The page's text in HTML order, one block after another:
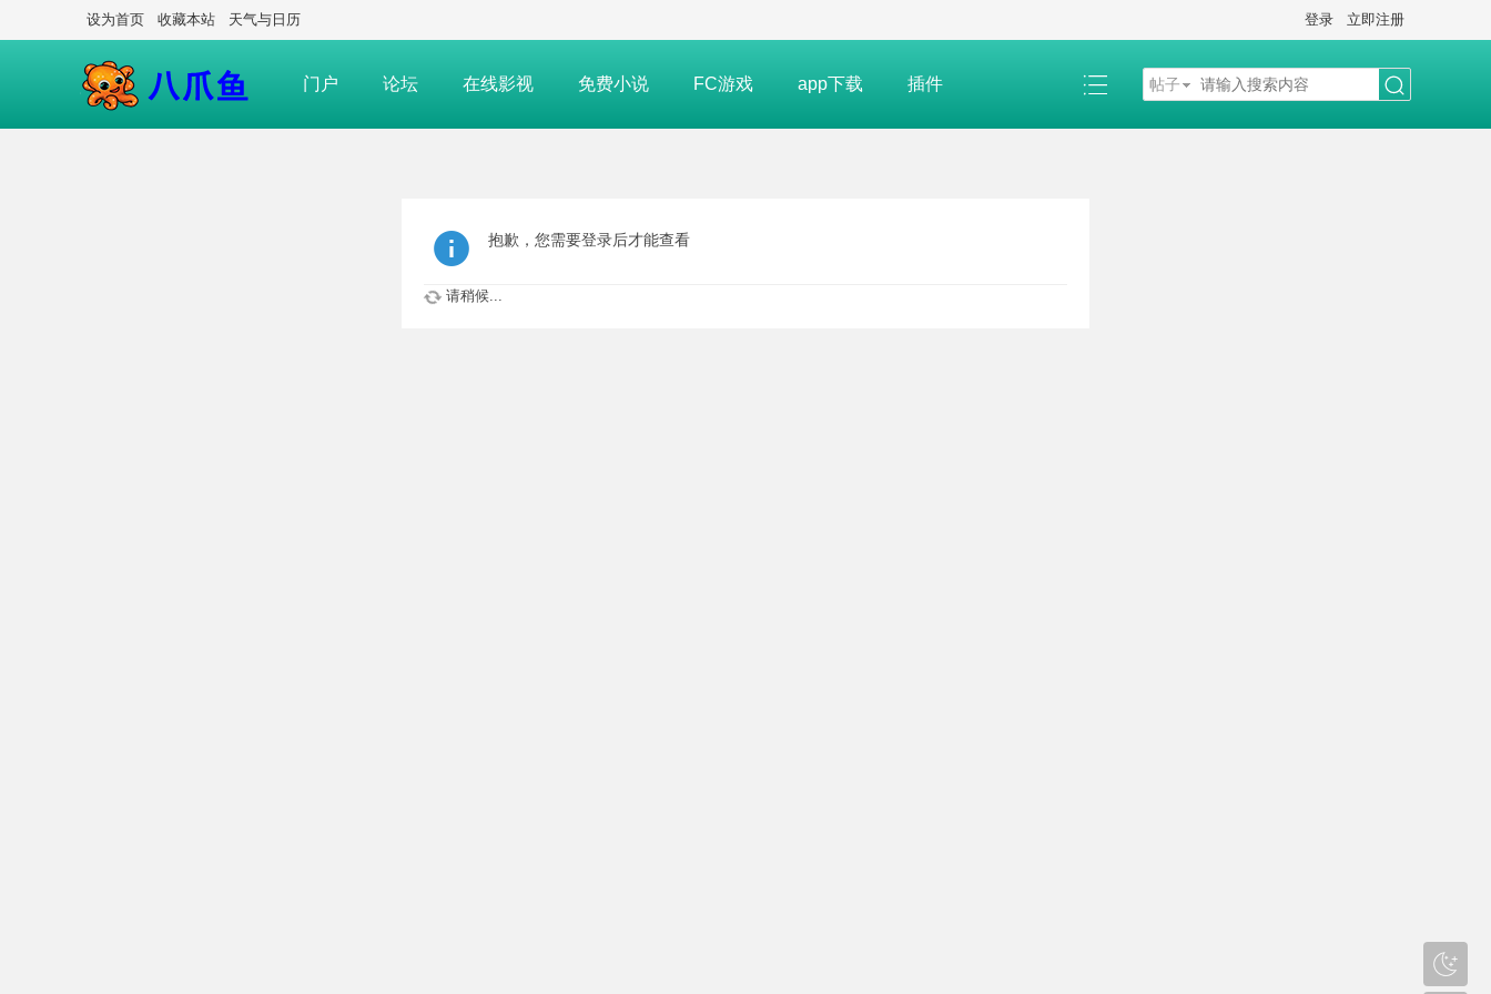
设为首页 收藏本站 天气与日历 登录 立即注册
门户 论坛 在线影视 免费小说 FC游戏 app下载 插件 帖子
抱歉，您需要登录后才能查看
请稍候...